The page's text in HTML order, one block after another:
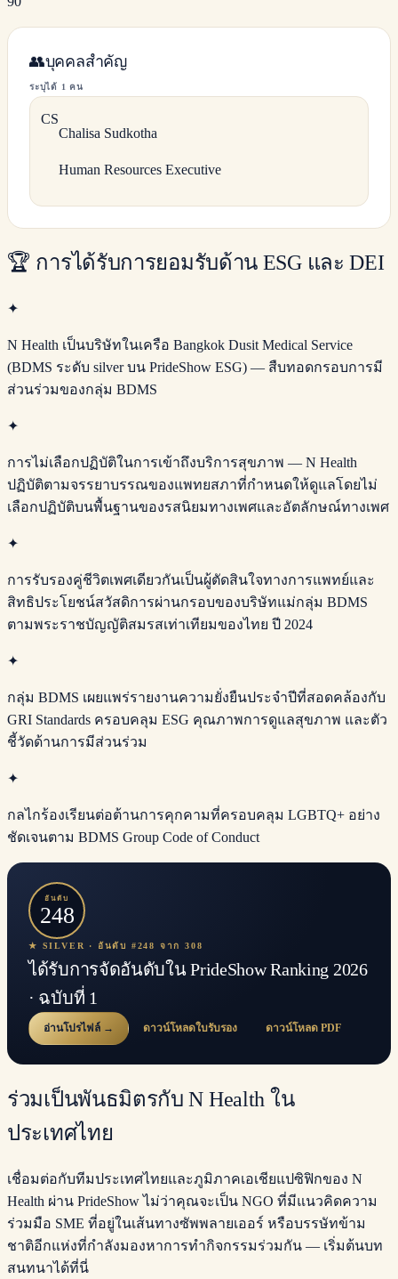
👥บุคคลสำคัญ
ระบุได้ 1 คน
CS
Chalisa Sudkotha
Human Resources Executive
🏆 การได้รับการยอมรับด้าน ESG และ DEI
✦
N Health เป็นบริษัทในเครือ Bangkok Dusit Medical Service
(BDMS ระดับ silver บน PrideShow ESG) — สืบทอดกรอบการมี
ส่วนร่วมของกลุ่ม BDMS
✦
การไม่เลือกปฏิบัติในการเข้าถึงบริการสุขภาพ — N Health
ปฏิบัติตามจรรยาบรรณของแพทยสภาที่กำหนดให้ดูแลโดยไม่
เลือกปฏิบัติบนพื้นฐานของรสนิยมทางเพศและอัตลักษณ์ทางเพศ
✦
การรับรองคู่ชีวิตเพศเดียวกันเป็นผู้ตัดสินใจทางการแพทย์และ
สิทธิประโยชน์สวัสดิการผ่านกรอบของบริษัทแม่กลุ่ม BDMS
ตามพระราชบัญญัติสมรสเท่าเทียมของไทย ปี 2024
✦
กลุ่ม BDMS เผยแพร่รายงานความยั่งยืนประจำปีที่สอดคล้องกับ
GRI Standards ครอบคลุม ESG คุณภาพการดูแลสุขภาพ และตัว
ชี้วัดด้านการมีส่วนร่วม
✦
กลไกร้องเรียนต่อต้านการคุกคามที่ครอบคลุม LGBTQ+ อย่าง
ชัดเจนตาม BDMS Group Code of Conduct
อันดับ
248
★ SILVER · อันดับ #248 จาก 308
ได้รับการจัดอันดับใน PrideShow Ranking 2026
· ฉบับที่ 1
อ่านโปรไฟล์ → ดาวน์โหลดใบรับรอง ดาวน์โหลด PDF
ร่วมเป็นพันธมิตรกับ N Health ใน
ประเทศไทย
เชื่อมต่อกับทีมประเทศไทยและภูมิภาคเอเชียแปซิฟิกของ N
Health ผ่าน PrideShow ไม่ว่าคุณจะเป็น NGO ที่มีแนวคิดความ
ร่วมมือ SME ที่อยู่ในเส้นทางซัพพลายเออร์ หรือบรรษัทข้าม
ชาติอีกแห่งที่กำลังมองหาการทำกิจกรรมร่วมกัน — เริ่มต้นบท
สนทนาได้ที่นี่